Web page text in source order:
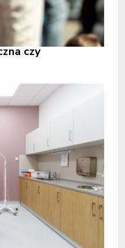
czy